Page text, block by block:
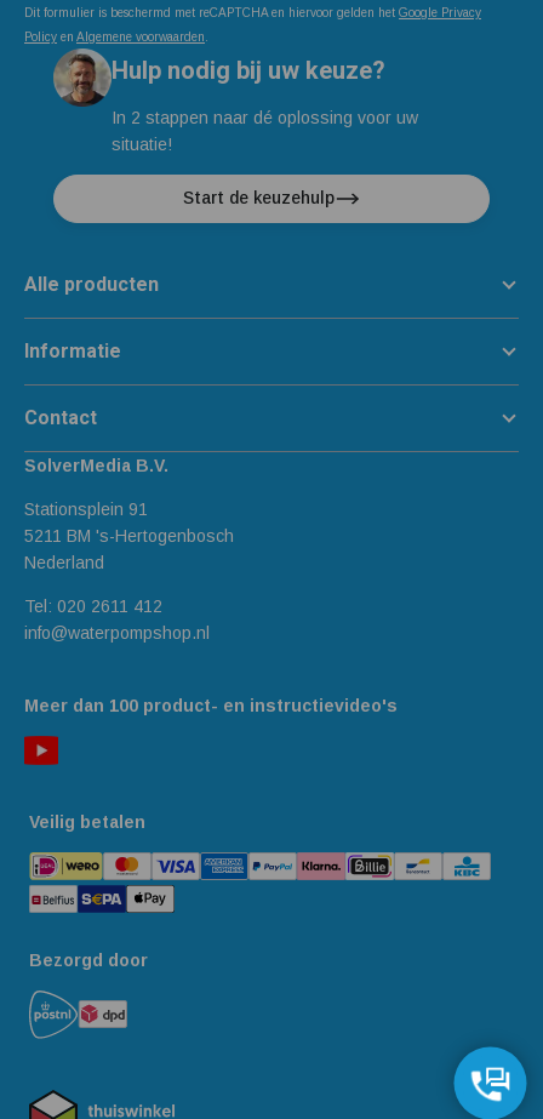
Dit formulier is beschermd met reCAPTCHA en hiervoor gelden het Google Privacy
Policy en Algemene voorwaarden
Hulp nodig bij uw keuze?
In 2 stappen naar dé oplossing voor uw
situatie!
Start de keuzehulp
Meer dan 100 product- en instructievideo's
Alle producten
Informatie
Contact
SolverMedia B.V.
Stationsplein 91
5211 BM 's-Hertogenbosch
Nederland
Tel: 020 2611 412
info@waterpompshop.nl
Veilig betalen
Bezorgd door